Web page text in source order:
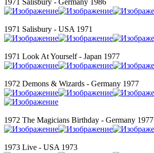
1971 Salisbury - Germany 1986
1971 Salisbury - USA 1971
1971 Look At Yourself - Japan 1977
1972 Demons & Wizards - Germany 1977
1972 The Magicians Birthday - Germany 1977
1973 Live - USA 1973